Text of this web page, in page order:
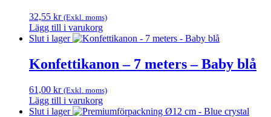
32,55 kr (Exkl. moms)
Lägg till i varukorg
Slut i lager
Konfettikanon – 7 meters – Baby blå
61,00 kr (Exkl. moms)
Lägg till i varukorg
Slut i lager